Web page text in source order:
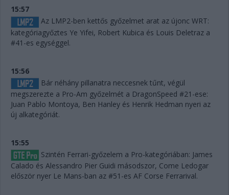
15:57
Az LMP2-ben kettős győzelmet arat az újonc WRT:
kategóriagyőztes Ye Yifei, Robert Kubica és Louis Deletraz a
#41-es egységgel.
15:56
Bár néhány pillanatra neccesnek tűnt, végül
megszerezte a Pro-Am győzelmét a DragonSpeed #21-ese:
Juan Pablo Montoya, Ben Hanley és Henrik Hedman nyeri az
új alkategóriát.
15:55
Szintén Ferrari-győzelem a Pro-kategóriában: James
Calado és Alessandro Pier Guidi másodszor, Come Ledogar
először nyer Le Mans-ban az #51-es AF Corse Ferrarival.